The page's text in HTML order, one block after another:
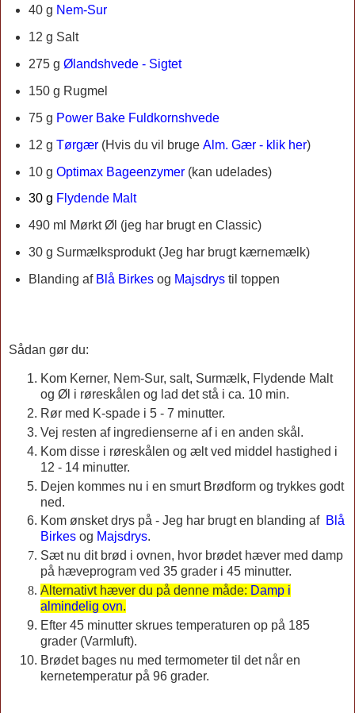
40 g Nem-Sur
12 g Salt
275 g Ølandshvede - Sigtet
150 g Rugmel
75 g Power Bake Fuldkornshvede
12 g Tørgær (Hvis du vil bruge Alm. Gær - klik her)
10 g Optimax Bageenzymer(kan udelades)
30 g Flydende Malt
490 ml Mørkt Øl (jeg har brugt en Classic)
30 g Surmælksprodukt (Jeg har brugt kærnemælk)
Blanding af Blå Birkesog Majsdrystil toppen
Sådan gør du:
Kom Kerner, Nem-Sur, salt, Surmælk, Flydende Malt
og Øl i røreskålen og lad det stå i ca. 10 min.
Rør med K-spade i 5 - 7 minutter.
Vej resten af ingredienserne af i en anden skål.
Kom disse i røreskålen og ælt ved middel hastighed i
12 - 14 minutter.
Dejen kommes nu i en smurt Brødform og trykkes godt
ned.
Kom ønsket drys på - Jeg har brugt en blanding af Blå
Birkes og Majsdrys.
Sæt nu dit brød i ovnen, hvor brødet hæver med damp
på hæveprogram ved 35 grader i 45 minutter.
Alternativt hæver du på denne måde: Damp i
almindelig ovn.
Efter 45 minutter skrues temperaturen op på 185
grader (Varmluft).
Brødet bages nu med termometer til det når en
kernetemperatur på 96 grader.